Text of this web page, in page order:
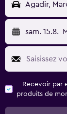
Agadir,
sam. 15.8.
Recevoir par
produits de